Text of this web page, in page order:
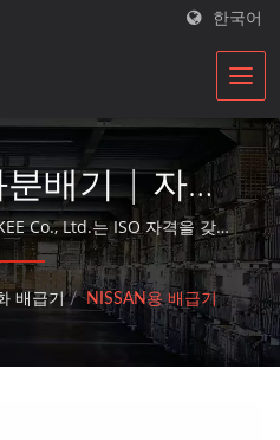
한국어
분배기 | 자동
전기 제조업
DK
Co., Ltd.는 ISO 자격을 갖춘
이상의 시간 동안 대체 부품
제공합니다.
배급기 / NISSAN용 배급기